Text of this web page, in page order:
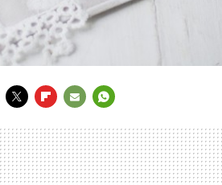
MAIL